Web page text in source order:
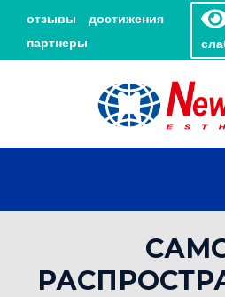
отзывы
достижения
партнеры